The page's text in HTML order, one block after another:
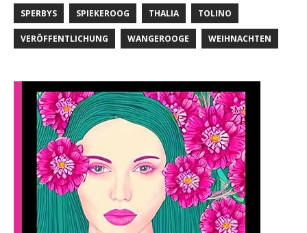
SPERBYS SPIEKEROOG THALIA TOLINO
VERÖFFENTLICHUNG WANGEROOGE WEIHNACHTEN